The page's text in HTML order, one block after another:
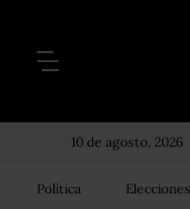
10 de agosto, 2026
Política